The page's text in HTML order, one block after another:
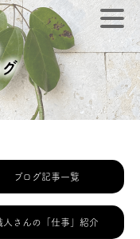
ブログ記事一覧
人さんの「仕事」紹介